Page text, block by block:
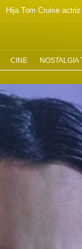
Hija Tom Cruise actriz
CINE NOSTALGIA